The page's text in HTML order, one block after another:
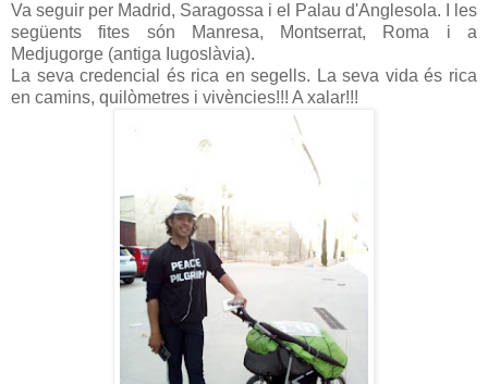
Va seguir per Madrid, Saragossa i el Palau d'Anglesola. I les
següents fites són Manresa, Montserrat, Roma i a
Medjugorge (antiga Iugoslàvia).
La seva credencial és rica en segells. La seva vida és rica
en camins, quilòmetres i vivències!!! A xalar!!!